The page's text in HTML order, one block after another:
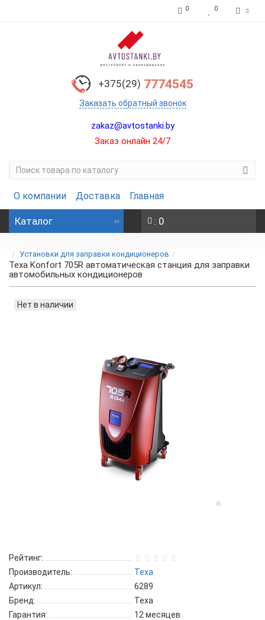
0 0
+375(29) 7774545
Заказать обратный звонок
zakaz@avtostanki.by
Заказ онлайн 24/7
О компании Доставка Главная
Каталог : 0
Установки для заправки кондиционеров
Texa Konfort 705R автоматическая станция для заправки
автомобильных кондиционеров
Нет в наличии
Рейтинг:
Производитель:
Texa
Артикул:
6289
Бренд:
Texa
Гарантия:
12 месяцев